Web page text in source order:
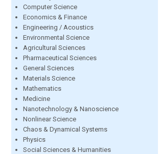
Computer Science
Economics & Finance
Engineering / Acoustics
Environmental Science
Agricultural Sciences
Pharmaceutical Sciences
General Sciences
Materials Science
Mathematics
Medicine
Nanotechnology & Nanoscience
Nonlinear Science
Chaos & Dynamical Systems
Physics
Social Sciences & Humanities